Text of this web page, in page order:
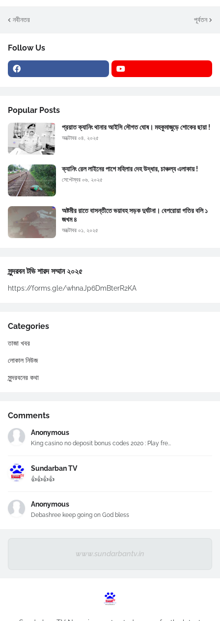
নবীনতর পূর্বতন
Follow Us
Popular Posts
প্রয়াত ক্যানিং থানার আইসি সৌগত ঘোষ। মহকুমাজুড়ে শোকের ছায়া !
অক্টোবর ০৪, ২০২৫
ক্যানিং রেল লাইনের পাশে মহিলার দেহ উদ্ধার, চাঞ্চল্য এলাকায় !
সেপ্টেম্বর ০৬, ২০২৫
অষ্টমীর রাতে বাসন্তীতে ভয়াবহ সড়ক দুর্ঘটনা। বেপরোয়া গতির বলি ১
জখম ৪
অক্টোবর ০১, ২০২৫
সুন্দরবন টভি শারদ সম্মান ২০২৫
https://forms.gle/whnaJp6DmBterR2KA
Categories
তাজা খবর
লোকাল নিউজ
সুন্দরবনের কথা
Comments
Anonymous
King casino no deposit bonus codes 2020 : Play fre...
Sundarban TV
👍👍👍👍
Anonymous
Debashree keep going on God bless
www.sundarbantv.in